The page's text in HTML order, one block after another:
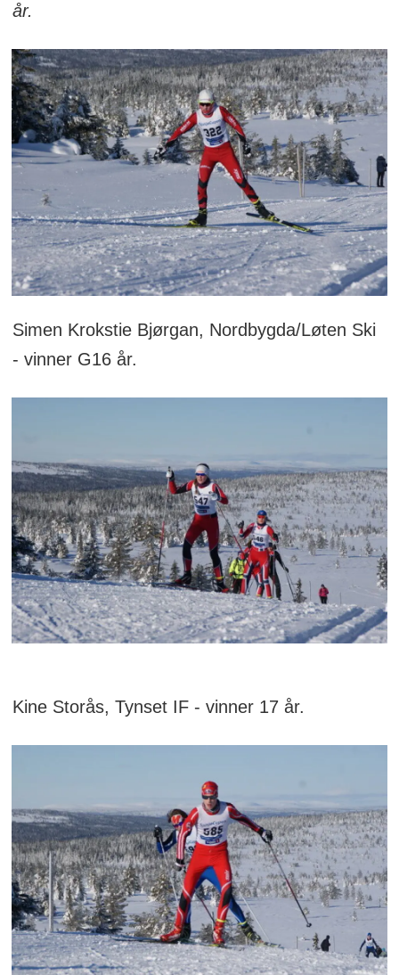
år.
Simen Krokstie Bjørgan, Nordbygda/Løten Ski
- vinner G16 år.
Kine Storås, Tynset IF - vinner 17 år.